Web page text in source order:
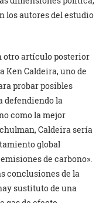
los autores del estudio
otro artículo posterior
Ken Caldeira, uno de
probar posibles
defendiendo la
como la mejor
Caldeira sería
global
de carbono».
conclusiones de la
sustituto de una